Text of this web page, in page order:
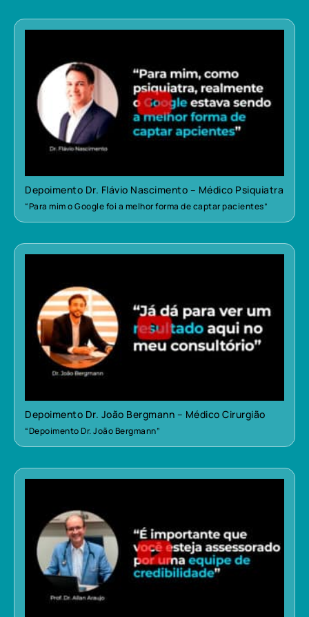
Depoimento Dr. Flávio Nascimento – Médico Psiquiatra
“Para mim o Google foi a melhor forma de captar pacientes”
Depoimento Dr. João Bergmann – Médico Cirurgião
“Depoimento Dr. João Bergmann”